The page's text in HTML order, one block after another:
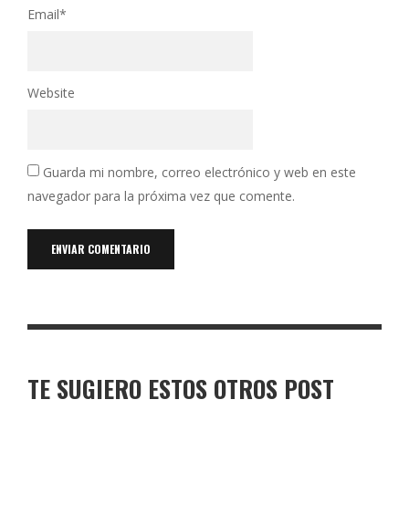
Email*
Website
Guarda mi nombre, correo electrónico y web en este
navegador para la próxima vez que comente.
TE SUGIERO ESTOS OTROS POST